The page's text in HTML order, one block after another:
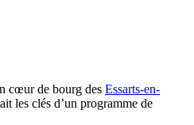
cœur de bourg des Essarts-en-
les clés d’un programme de